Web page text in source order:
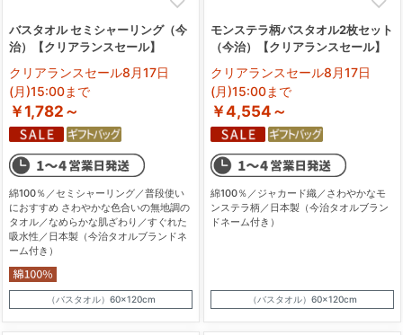
バスタオル セミシャーリング（今
治）【クリアランスセール】
クリアランスセール8月17日
(月)15:00まで
￥1,782～
綿100％／セミシャーリング／普段使い
におすすめ さわやかな色合いの無地調の
タオル／なめらかな肌ざわり／すぐれた
吸水性／日本製（今治タオルブランドネ
ーム付き）
（バスタオル）60×120cm
モンステラ柄バスタオル2枚セット
（今治）【クリアランスセール】
クリアランスセール8月17日
(月)15:00まで
￥4,554～
綿100％／ジャカード織／さわやかなモ
ンステラ柄／日本製（今治タオルブラン
ドネーム付き）
（バスタオル）60×120cm